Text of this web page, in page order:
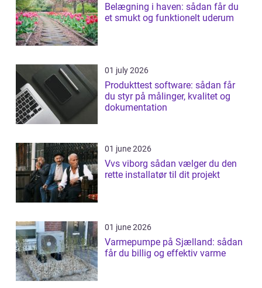
Belægning i haven: sådan får du
et smukt og funktionelt uderum
01 july 2026
Produkttest software: sådan får
du styr på målinger, kvalitet og
dokumentation
01 june 2026
Vvs viborg sådan vælger du den
rette installatør til dit projekt
01 june 2026
Varmepumpe på Sjælland: sådan
får du billig og effektiv varme